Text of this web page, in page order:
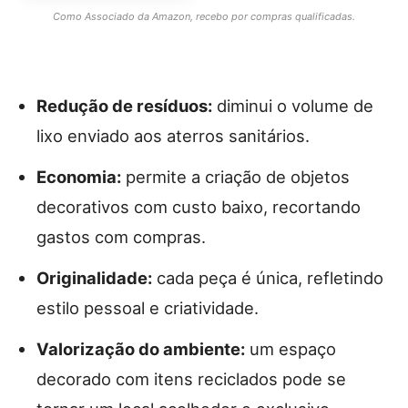
Como Associado da Amazon, recebo por compras qualificadas.
Redução de resíduos: diminui o volume de
lixo enviado aos aterros sanitários.
Economia: permite a criação de objetos
decorativos com custo baixo, recortando
gastos com compras.
Originalidade: cada peça é única, refletindo
estilo pessoal e criatividade.
Valorização do ambiente: um espaço
decorado com itens reciclados pode se